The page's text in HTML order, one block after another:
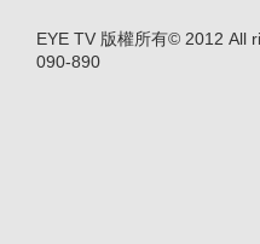
EYE TV 版權所有© 2012 All
090-890